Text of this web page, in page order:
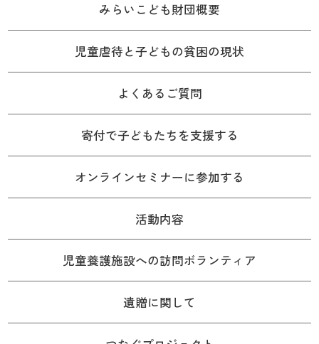
みらいこども財団概要
児童虐待と子どもの貧困の現状
よくあるご質問
寄付で子どもたちを支援する
オンラインセミナーに参加する
活動内容
児童養護施設への訪問ボランティア
遺贈に関して